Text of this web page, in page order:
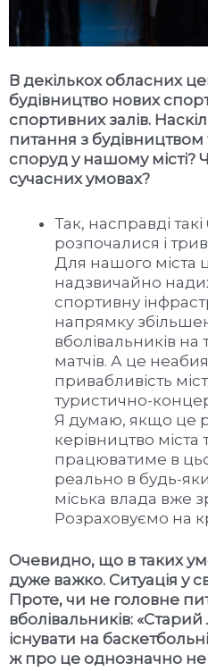
В декількох обласних
будівництво нових
спортивних залів.
питання з
споруд у нашому місті?
сучасних умовах?
Так, насправді
розпочалися і
Для нашого міста
надзвичайно
спортивну
напрямку
вболівальників на
матчів. А це
привабливість
туристично-
Я думаю, якщо це
керівництво міста
працюватиме в
реально в будь-
міська влада вже
Розраховуємо на
Очевидно, що в таких
дуже важко. Ситуація у
Проте, чи не головне
вболівальників:
існувати на
ж про це однозначно